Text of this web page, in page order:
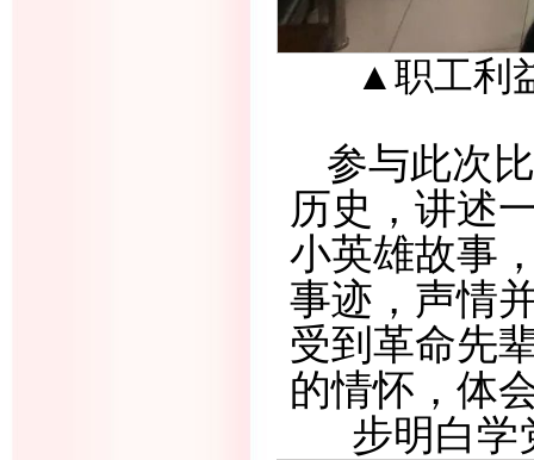
▲职工利
参与此次
历史，讲述
小英雄故事
事迹，声情
受到革命先
的情怀，体
步明白学